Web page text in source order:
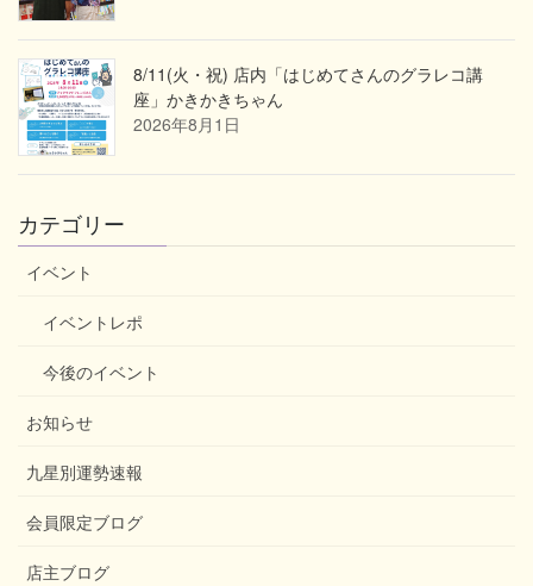
8/11(火・祝) 店内「はじめてさんのグラレコ講
座」かきかきちゃん
2026年8月1日
カテゴリー
イベント
イベントレポ
今後のイベント
お知らせ
九星別運勢速報
会員限定ブログ
店主ブログ